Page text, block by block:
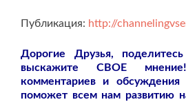
Публикация: http://
Дорогие Друзья,
выскажите СВОЕ
комментариев и
поможет всем нам развитию